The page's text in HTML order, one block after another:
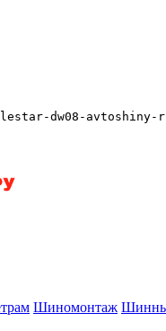
dw08-avtoshiny-
Шиномонтаж